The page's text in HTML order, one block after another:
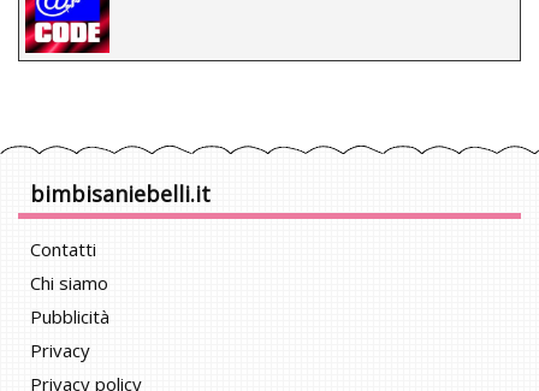
bimbisaniebelli.it
Contatti
Chi siamo
Pubblicità
Privacy
Privacy policy